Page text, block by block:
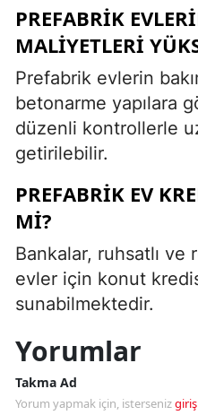
PREFABRIK
MALIYETLERI
Prefabrik evlerin
betonarme yapılara
düzenli kontrollerle
getirilebilir.
PREFABRIK EV
MI?
Bankalar, ruhsatlı
evler için konut
sunabilmektedir.
Yorumlar
Takma Ad
Yorum yapmak için, isterseniz